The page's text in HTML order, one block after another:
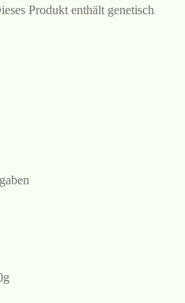
Produkt enthält genetisch